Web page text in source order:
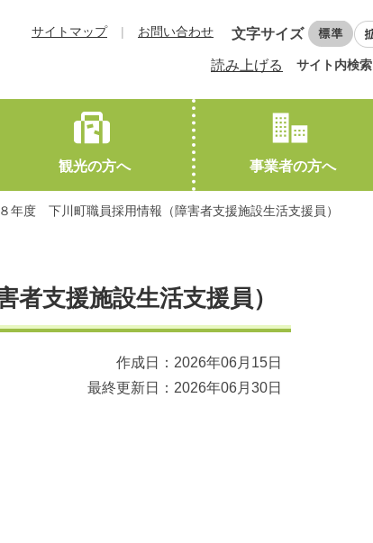
文字サイズ
サイトマップ お問い合わせ
読み上げる サイト内検索
観光の方へ 事業者の方へ
年度 下川町職員採用情報（障害者支援施設生活支援員）
支援施設生活支援員）
作成日：2026年06月15日
最終更新日：2026年06月30日